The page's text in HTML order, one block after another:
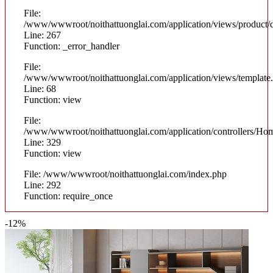
File:
/www/wwwroot/noithattuonglai.com/application/views/product/
Line: 267
Function: _error_handler
File:
/www/wwwroot/noithattuonglai.com/application/views/
Line: 68
Function: view
File:
/www/wwwroot/noithattuonglai.com/application/controllers/
Line: 329
Function: view
File: /www/wwwroot/noithattuonglai.com/index.php
Line: 292
Function: require_once
-12%